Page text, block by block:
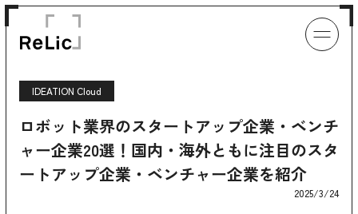
IDEATION Cloud
ロボット業界のスタートアップ企業・ベンチ
ャー企業20選！国内・海外ともに注目のスタ
ートアップ企業・ベンチャー企業を紹介
2025/3/24